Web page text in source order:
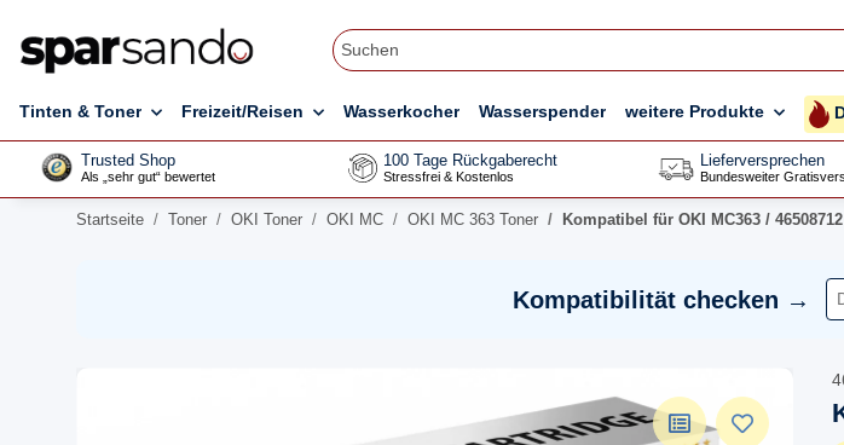
Tinten & Toner Freizeit/Reisen Wasserkocher Wasserspender weitere Produkte
Trusted Shop
Als „sehr gut“ bewertet
100 Tage Rückgaberecht
Stressfrei & Kostenlos
Lieferversprechen
Bundesweiter
Startseite Toner OKI Toner OKI MC OKI MC 363 Toner Kompatibel für OKI MC363 /
Kompatibilität checken →